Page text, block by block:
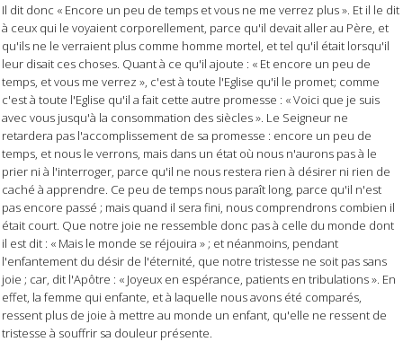
Il dit donc « Encore un peu de temps et vous ne me verrez plus ». Et il le dit
à ceux qui le voyaient corporellement, parce qu'il devait aller au Père, et
qu'ils ne le verraient plus comme homme mortel, et tel qu'il était lorsqu'il
leur disait ces choses. Quant à ce qu'il ajoute : « Et encore un peu de
temps, et vous me verrez », c'est à toute l'Eglise qu'il le promet; comme
c'est à toute l'Eglise qu'il a fait cette autre promesse : « Voici que je suis
avec vous jusqu'à la consommation des siècles ». Le Seigneur ne
retardera pas l'accomplissement de sa promesse : encore un peu de
temps, et nous le verrons, mais dans un état où nous n'aurons pas à le
prier ni à l'interroger, parce qu'il ne nous restera rien à désirer ni rien de
caché à apprendre. Ce peu de temps nous paraît long, parce qu'il n'est
pas encore passé ; mais quand il sera fini, nous comprendrons combien il
était court. Que notre joie ne ressemble donc pas à celle du monde dont
il est dit : « Mais le monde se réjouira » ; et néanmoins, pendant
l'enfantement du désir de l'éternité, que notre tristesse ne soit pas sans
joie ; car, dit l'Apôtre : « Joyeux en espérance, patients en tribulations ». En
effet, la femme qui enfante, et à laquelle nous avons été comparés,
ressent plus de joie à mettre au monde un enfant, qu'elle ne ressent de
tristesse à souffrir sa douleur présente.